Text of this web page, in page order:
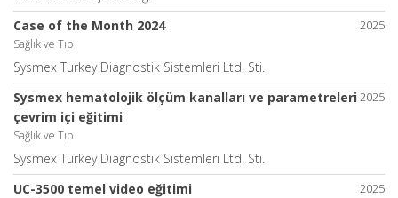
2025
Case of the Month 2024
Sağlık ve Tıp
Sysmex Turkey Diagnostik Sistemleri Ltd. Sti.
2025
Sysmex hematolojik ölçüm kanalları ve parametreleri
çevrim içi eğitimi
Sağlık ve Tıp
Sysmex Turkey Diagnostik Sistemleri Ltd. Sti.
2025
UC-3500 temel video eğitimi